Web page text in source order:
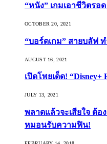
“หนัง” เกมเอาชีวิตรอ
OCTOBER 20, 2021
“บอร์ดเกม” สายบลัฟ
AUGUST 16, 2021
เปิดโพยเด็ด!
JULY 13, 2021
พลาดแล้วจะเสียใจ ต้อ
หมอนรับความฟิน!